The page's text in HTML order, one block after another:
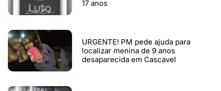
17 anos
URGENTE! PM pede ajuda para
localizar menina de 9 anos
desaparecida em Cascavel